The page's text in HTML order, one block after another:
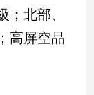
；北部、
高屏空品